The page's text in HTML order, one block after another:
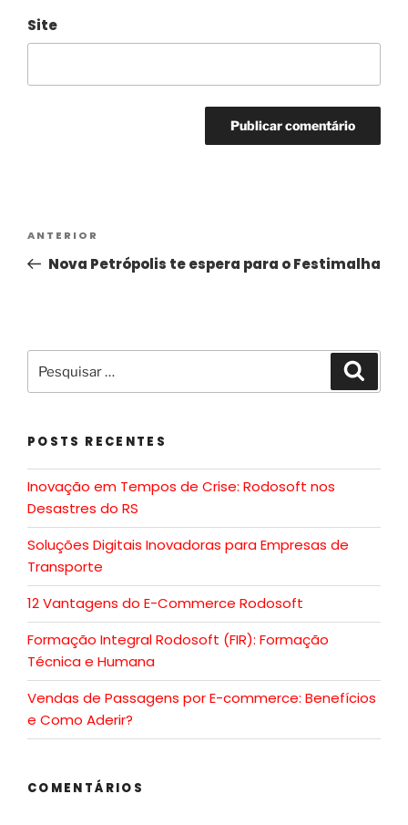
Site
ANTERIOR
Nova Petrópolis te espera para o Festimalha
POSTS RECENTES
Inovação em Tempos de Crise: Rodosoft nos
Desastres do RS
Soluções Digitais Inovadoras para Empresas de
Transporte
12 Vantagens do E-Commerce Rodosoft
Formação Integral Rodosoft (FIR): Formação
Técnica e Humana
Vendas de Passagens por E-commerce: Benefícios
e Como Aderir?
COMENTÁRIOS